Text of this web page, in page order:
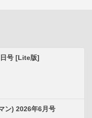
号 [Lite版]
ン) 2026年6月号